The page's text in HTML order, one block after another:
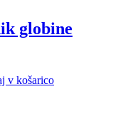
globine
v košarico